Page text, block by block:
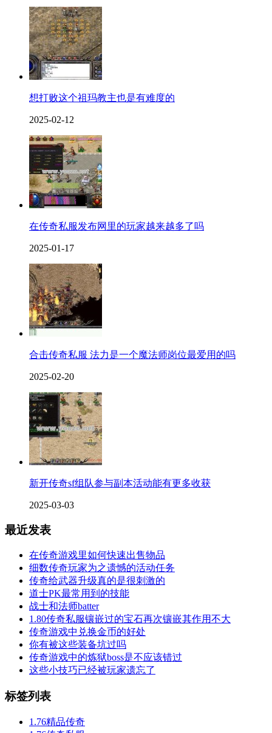
想打败这个祖玛教主也是有难度的
2025-02-12
在传奇私服发布网里的玩家越来越多了吗
2025-01-17
合击传奇私服 法力是一个魔法师岗位最爱用的吗
2025-02-20
新开传奇sf组队参与副本活动能有更多收获
2025-03-03
最近发表
在传奇游戏里如何快速出售物品
细数传奇玩家为之遗憾的活动任务
传奇给武器升级真的是很刺激的
道士PK最常用到的技能
战士和法师batter
1.80传奇私服镶嵌过的宝石再次镶嵌其作用不大
传奇游戏中兑换金币的好处
你有被这些装备坑过吗
传奇游戏中的炼狱boss是不应该错过
这些小技巧已经被玩家遗忘了
标签列表
1.76精品传奇